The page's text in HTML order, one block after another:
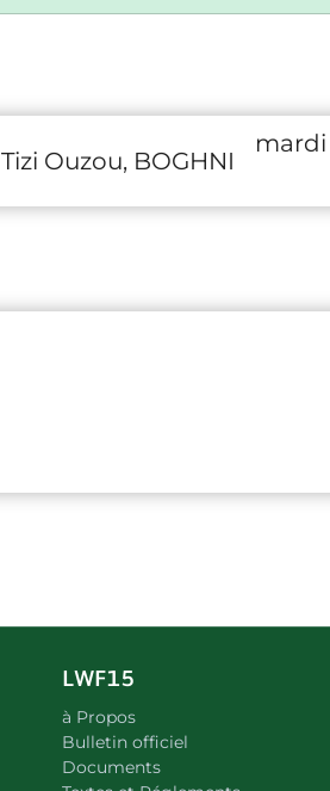
Tizi Ouzou, BOGHNI
LWF15
à Propos
Bulletin officiel
Documents